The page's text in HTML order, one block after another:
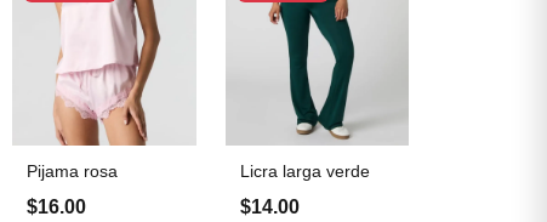
Pijama rosa
$16.00
Licra larga verde
$14.00